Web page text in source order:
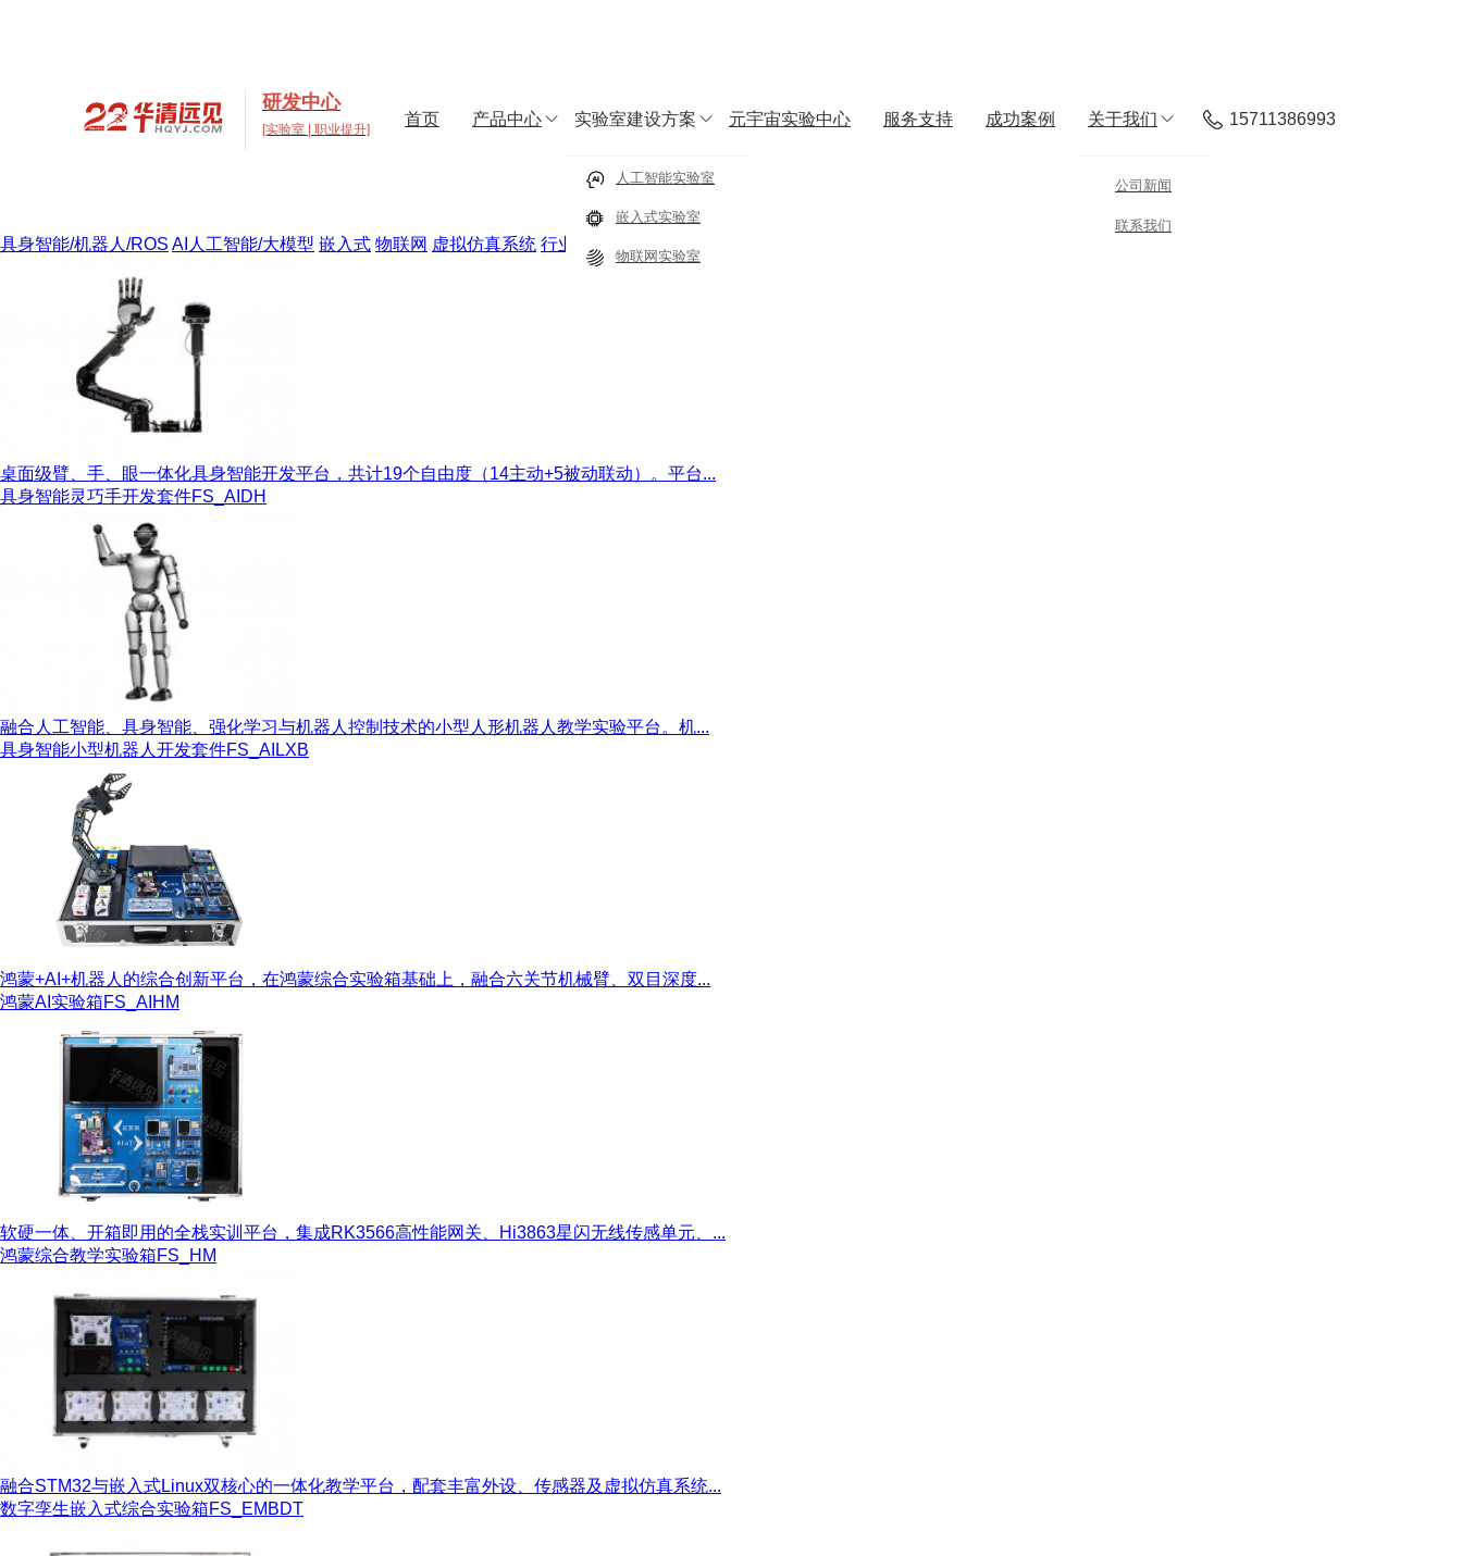
研发中心
[实验室 | 职业提升]
首页 产品中心 实验室建设方案
人工智能实验室
嵌入式实验室
物联网实验室
元宇宙实验中心 服务支持 成功案例 关于我们
公司新闻
联系我们
15711386993
高校实验室建设与元宇宙数字化教学实践中心
具身智能/机器人/ROS AI人工智能/大模型 嵌入式 物联网 虚拟仿真系统 行业应用实训
桌面级臂、手、眼一体化具身智能开发平台，共计19个自由度（14主动+5被动联动）。平台...
具身智能灵巧手开发套件FS_AIDH
融合人工智能、具身智能、强化学习与机器人控制技术的小型人形机器人教学实验平台。机...
具身智能小型机器人开发套件FS_AILXB
鸿蒙+AI+机器人的综合创新平台，在鸿蒙综合实验箱基础上，融合六关节机械臂、双目深度...
鸿蒙AI实验箱FS_AIHM
软硬一体、开箱即用的全栈实训平台，集成RK3566高性能网关、Hi3863星闪无线传感单元、...
鸿蒙综合教学实验箱FS_HM
融合STM32与嵌入式Linux双核心的一体化教学平台，配套丰富外设、传感器及虚拟仿真系统...
数字孪生嵌入式综合实验箱FS_EMBDT